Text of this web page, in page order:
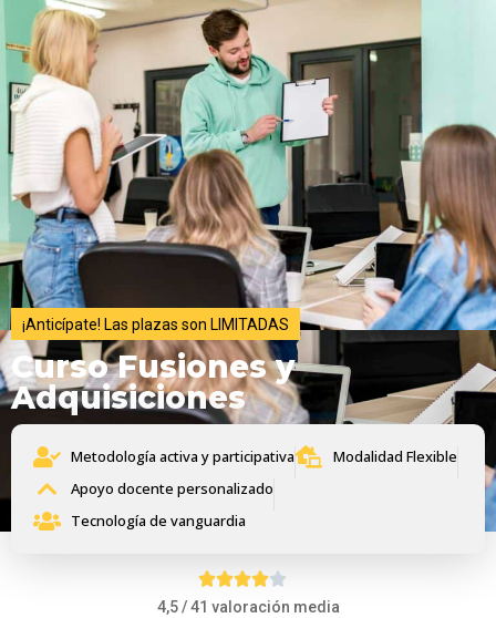
¡Anticípate! Las plazas son LIMITADAS
Curso Fusiones y
Adquisiciones
Metodología activa y participativa
Modalidad Flexible
Apoyo docente personalizado
Tecnología de vanguardia
4,5 / 41 valoración media